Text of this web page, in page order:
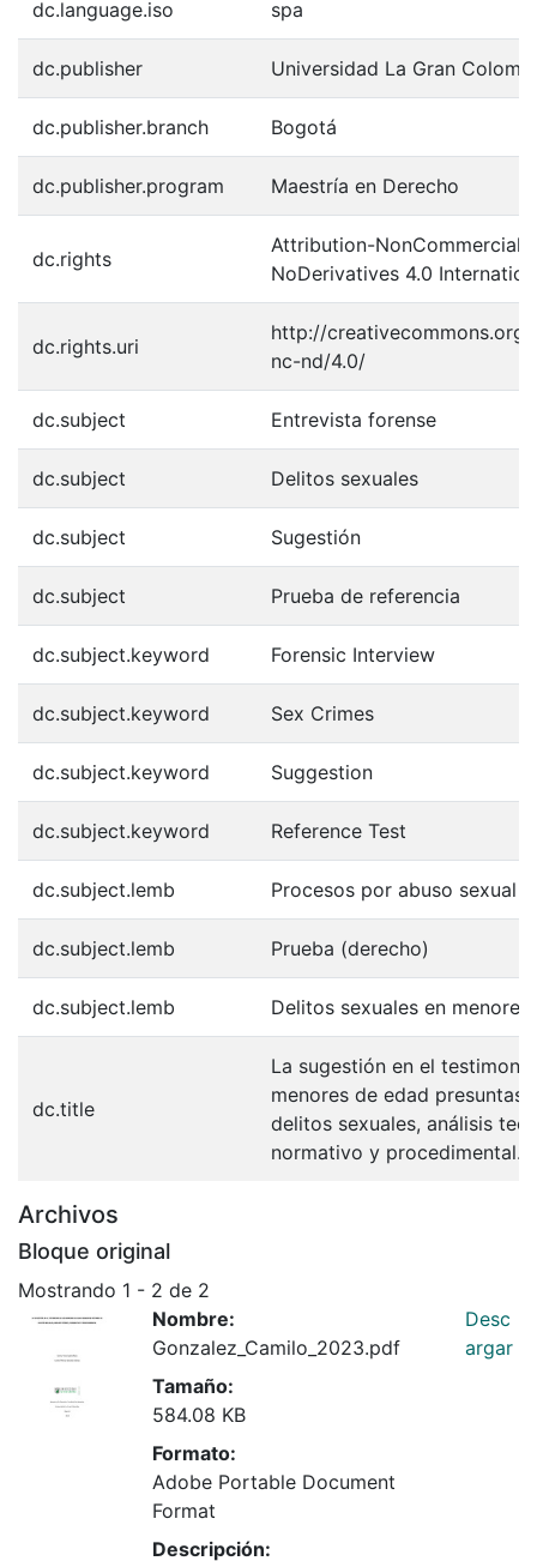
dc.language.iso spa
dc.publisher Universidad La Gran
dc.publisher.branch Bogotá
dc.publisher.program Maestría en Derecho
dc.rights
Attribution-NonCommercial-
NoDerivatives 4.0
dc.rights.uri
http://
nc-nd/4.0/
dc.subject Entrevista forense
dc.subject Delitos sexuales
dc.subject Sugestión
dc.subject Prueba de referencia
dc.subject.keyword Forensic Interview
dc.subject.keyword Sex Crimes
dc.subject.keyword Suggestion
dc.subject.keyword Reference Test
dc.subject.lemb Procesos por abuso sexual
dc.subject.lemb Prueba (derecho)
dc.subject.lemb Delitos sexuales en menores
dc.title
La sugestión en el
menores de edad presuntas
delitos sexuales, análisis
normativo y procedimental.
Archivos
Bloque original
Mostrando 1 - 2 de 2
Nombre:
Gonzalez_Camilo_2023.pdf
Tamaño:
584.08 KB
Formato:
Adobe Portable Document
Format
Descripción:
Desc
argar